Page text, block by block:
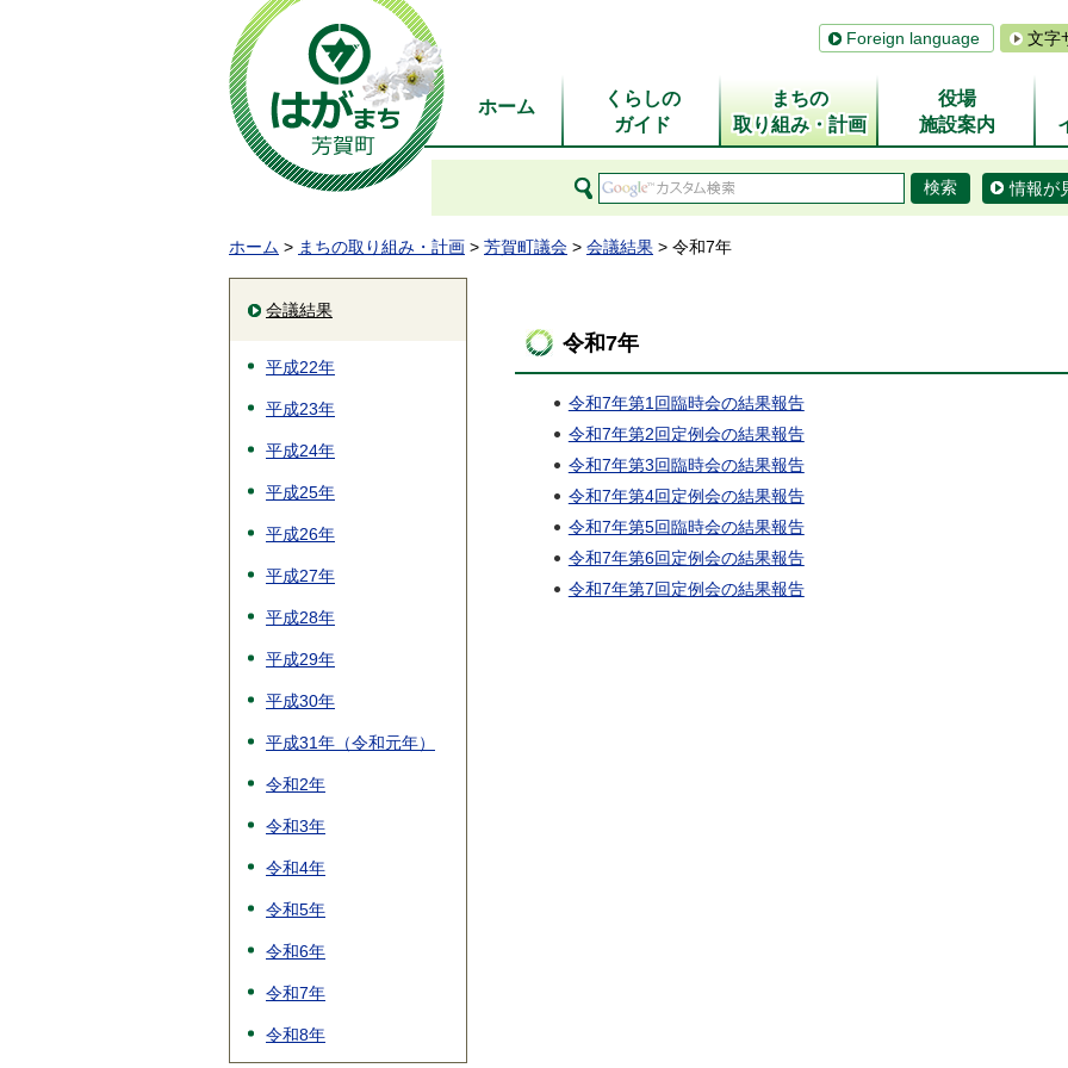
Foreign language 文字
ホーム
くらしの
ガイド
まちの
取り組み・計画
役場
施設案内
情報が
ホーム > まちの取り組み・計画 > 芳賀町議会 > 会議結果 > 令和7年
会議結果
平成22年
平成23年
平成24年
平成25年
平成26年
平成27年
平成28年
平成29年
平成30年
平成31年（令和元年）
令和2年
令和3年
令和4年
令和5年
令和6年
令和7年
令和8年
令和7年
令和7年第1回臨時会の結果報告
令和7年第2回定例会の結果報告
令和7年第3回臨時会の結果報告
令和7年第4回定例会の結果報告
令和7年第5回臨時会の結果報告
令和7年第6回定例会の結果報告
令和7年第7回定例会の結果報告